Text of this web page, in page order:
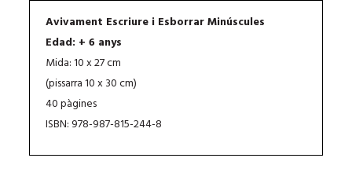
Avivament Escriure i Esborrar Minúscules
Edad: + 6 anys
Mida: 10 x 27 cm
(pissarra 10 x 30 cm)
40 pàgines
ISBN: 978-987-815-244-8